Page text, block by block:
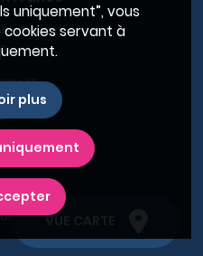
VUE CARTE
de Lyon
générales d’utilisation
-Mentions légales
uniquement”, vous
servant à
plus